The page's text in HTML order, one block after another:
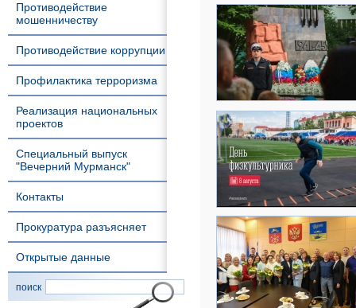
Противодействие
мошенничеству
Противодействие коррупции
Профилактика терроризма
Реализация национальных
проектов
Специальный выпуск
"Вечерний Мурманск"
Контакты
Прокуратура разъясняет
Открытые данные
поиск